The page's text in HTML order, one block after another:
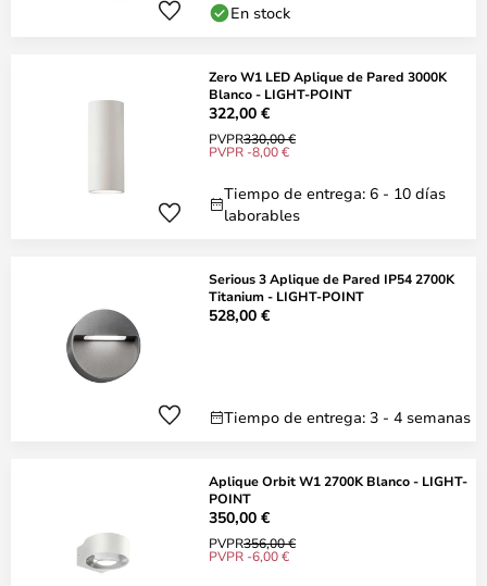
En stock
Zero W1 LED Aplique de Pared 3000K
Blanco - LIGHT-POINT
322,00 €
PVPR330,00 €
PVPR -8,00 €
Tiempo de entrega: 6 - 10 días
laborables
Serious 3 Aplique de Pared IP54 2700K
Titanium - LIGHT-POINT
528,00 €
Tiempo de entrega: 3 - 4 semanas
Aplique Orbit W1 2700K Blanco - LIGHT-
POINT
350,00 €
PVPR356,00 €
PVPR -6,00 €